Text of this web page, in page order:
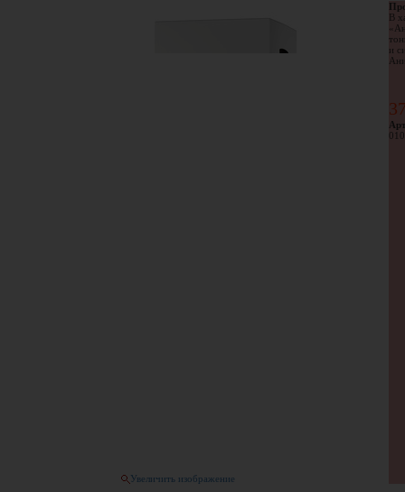
Увеличить изображение
В
и